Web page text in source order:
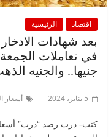
اقتصاد الرئيسية
بعد شهادات
جنيها.. والجنيه الذهب يصل
5 يناير، 2024 أسعار
كتب- درب رصد “درب”